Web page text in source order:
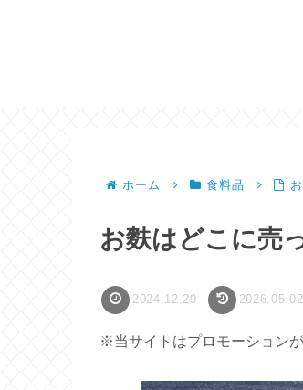
ホーム 食料品
お麩はどこに売
2024.12.29 2026.05.02
※当サイトはプロモーション